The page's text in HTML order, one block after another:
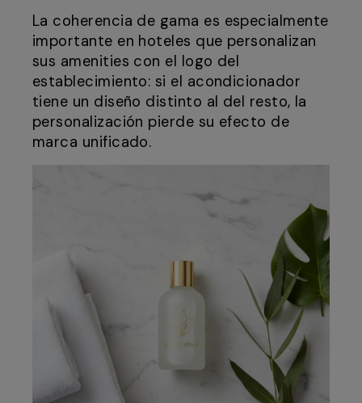
La coherencia de gama es especialmente
importante en hoteles que personalizan
sus amenities con el logo del
establecimiento: si el acondicionador
tiene un diseño distinto al del resto, la
personalización pierde su efecto de
marca unificado.